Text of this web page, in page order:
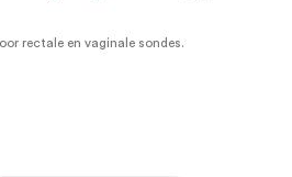
rectale en vaginale sondes.